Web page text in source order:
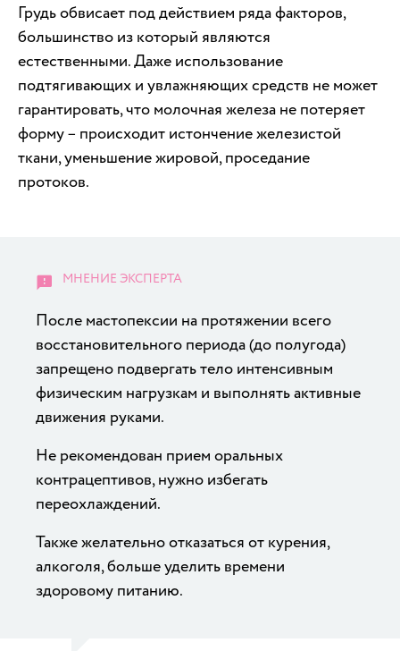
Грудь обвисает под действием ряда факторов,
большинство из который являются
естественными. Даже использование
подтягивающих и увлажняющих средств не может
гарантировать, что молочная железа не потеряет
форму – происходит истончение железистой
ткани, уменьшение жировой, проседание
протоков.
После мастопексии на протяжении всего
восстановительного периода (до полугода)
запрещено подвергать тело интенсивным
физическим нагрузкам и выполнять активные
движения руками.
Не рекомендован прием оральных
контрацептивов, нужно избегать
переохлаждений.
Также желательно отказаться от курения,
алкоголя, больше уделить времени
здоровому питанию.